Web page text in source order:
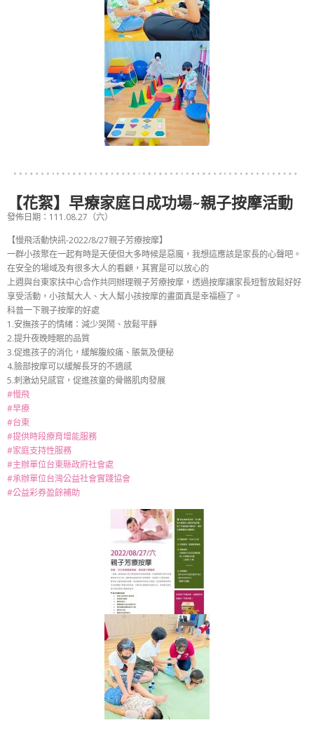
【花絮】早療家庭日成功場~親子按摩活動
發佈日期：111.08.27（六）
【慢飛活動快訊-2022/8/27親子芳療按摩】
一群小孩聚在一起有時是天使但大多時候是惡魔，我想這應該是家長的心聲吧。
在安全的場域及有很多大人的看顧，其實是可以放心的
上週與台東家扶中心合作共同辦理親子芳療按摩，透過按摩讓家長短暫放鬆好好
享受活動，小孩幫大人、大人幫小孩按摩的畫面真是幸福極了。
科普一下親子按摩的好處
1.安撫孩子的情緒：減少哭鬧、放鬆平靜
2.提升夜晚睡眠的品質
3.促進孩子的消化，緩解腹絞痛、脹氣及便秘
4.臉部按摩可以緩解長牙的不適感
5.刺激幼兒感官，促進孩童的骨骼肌肉發展
#慢飛
#早療
#台東
#提供時段療育增能服務
#家庭支持性服務
#主辦單位台東縣政府社會處
#承辦單位台灣公益社會實踐協會
#公益彩券盈餘補助